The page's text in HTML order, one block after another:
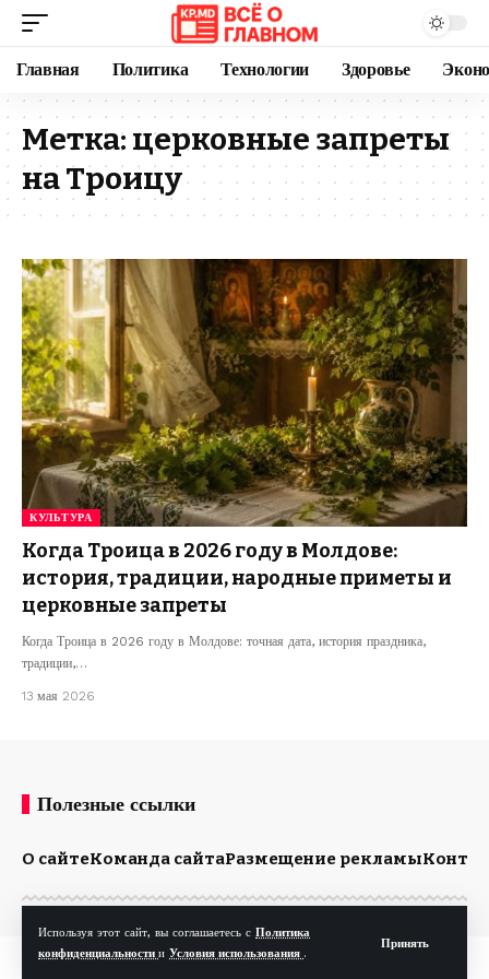
Используя этот сайт, вы соглашаетесь с Политика
конфиденциальности и Условия использования .
Принять
Главная Политика Технологии Здоровье
Метка: церковные запреты
на Троицу
КУЛЬТУРА
Когда Троица в 2026 году в Молдове:
история, традиции, народные приметы и
церковные запреты
Когда Троица в 2026 году в Молдове: точная дата, история праздника,
традиции,…
13 мая 2026
Полезные ссылки
О сайтеКоманда сайтаРазмещение рекламы
© Kp.md. Все права защищены.